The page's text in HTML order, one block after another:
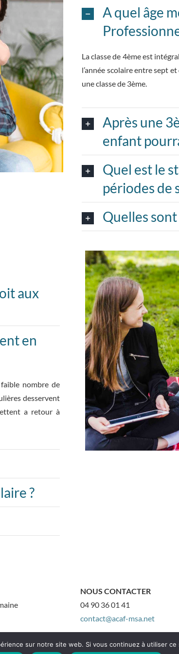
A quel âge
La classe de 4ème est
l’année scolaire entre sept
une classe de 3ème.
Après une
enfant
Quel est le
périodes de
Quelles
aux
en
nombre de
desservent
a retour à
?
NOUS CONTACTER
04 90 36 01 41
contact@acaf-msa.net
sur notre site web. Si vous continuez à utiliser